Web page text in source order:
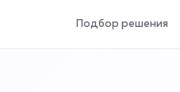
Подбор решения